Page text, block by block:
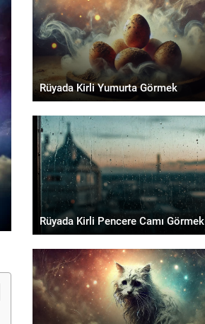
Rüyada Kirli Yumurta Görmek
Rüyada Kirli Pencere Camı Görmek